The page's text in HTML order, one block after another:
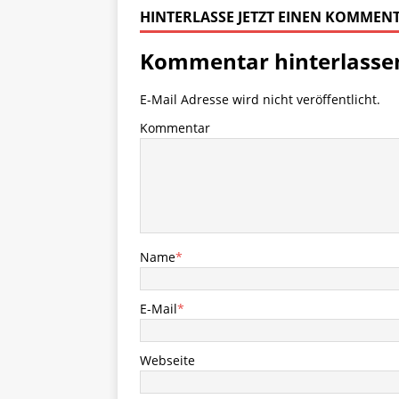
HINTERLASSE JETZT EINEN
Kommentar
E-Mail Adresse wird nicht veröffentlicht.
Kommentar
Name*
E-Mail*
Webseite